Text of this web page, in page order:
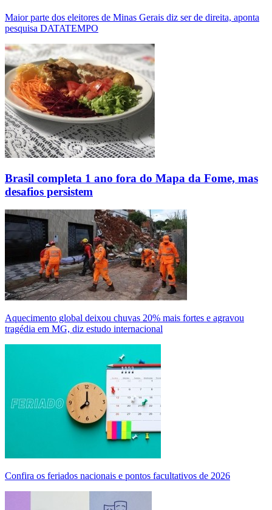
Maior parte dos eleitores de Minas Gerais diz ser de direita, aponta
pesquisa DATATEMPO
Brasil completa 1 ano fora do Mapa da Fome, mas
desafios persistem
Aquecimento global deixou chuvas 20% mais fortes e agravou
tragédia em MG, diz estudo internacional
Confira os feriados nacionais e pontos facultativos de 2026